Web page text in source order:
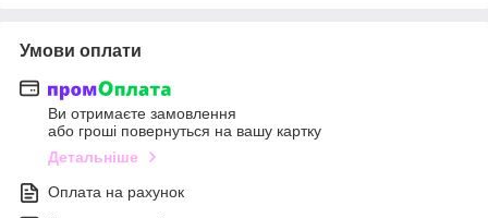
Умови оплати
Ви отримаєте замовлення
або гроші повернуться на вашу картку
Детальніше
Оплата на рахунок